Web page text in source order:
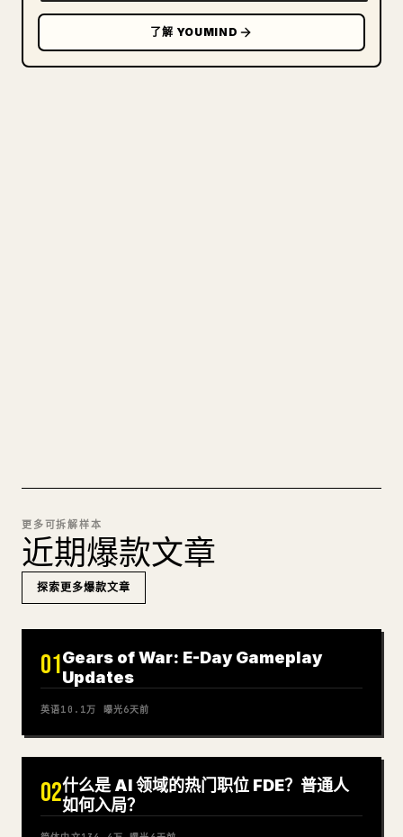
了解 YOUMIND
更多可拆解样本
近期爆款文章
探索更多爆款文章
01Gears of War: E-Day Gameplay
Updates
英语10.1万 曝光6天前
02什么是 AI 领域的热门职位 FDE？普通人
如何入局？